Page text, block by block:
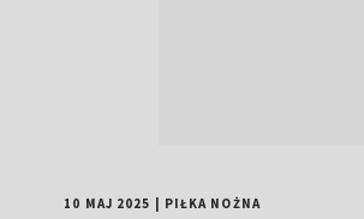
10 MAJ 2025 PIŁKA NOŻNA